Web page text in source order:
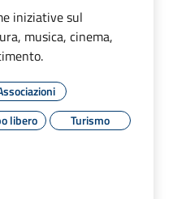
iniziative sul
musica, cinema,
libero Turismo